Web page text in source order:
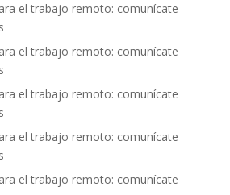
el trabajo remoto: comunícate
el trabajo remoto: comunícate
el trabajo remoto: comunícate
el trabajo remoto: comunícate
el trabajo remoto: comunícate